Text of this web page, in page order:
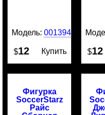
Модель:0013949
$12 Купить $12
Фигурка
SoccerStarz
Райс